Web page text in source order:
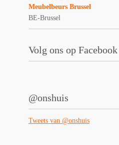
Meubelbeurs Brussel
BE-Brussel
Volg ons op Facebook
@onshuis
Tweets van @onshuis